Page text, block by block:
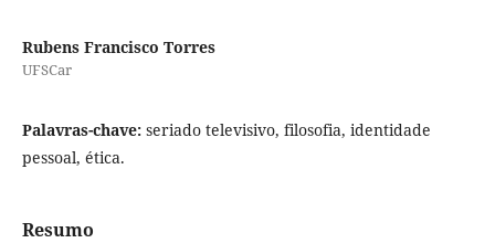
Rubens Francisco Torres
UFSCar
Palavras-chave: seriado televisivo, filosofia, identidade
pessoal, ética.
Resumo